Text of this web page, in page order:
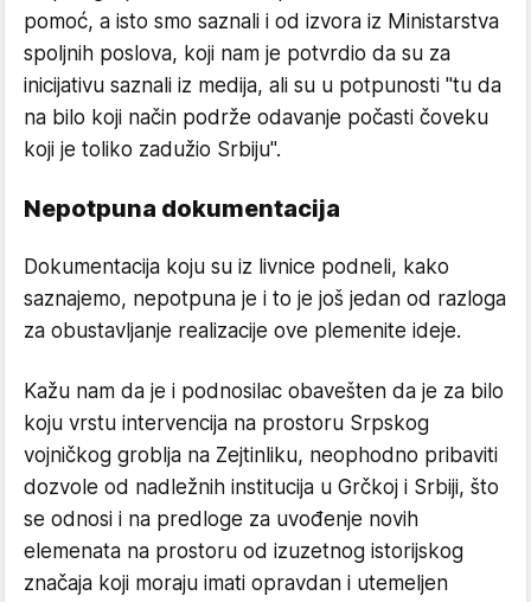
pomoć, a isto smo saznali i od izvora iz Ministarstva
spoljnih poslova, koji nam je potvrdio da su za
inicijativu saznali iz medija, ali su u potpunosti "tu da
na bilo koji način podrže odavanje počasti čoveku
koji je toliko zadužio Srbiju".
Nepotpuna dokumentacija
Dokumentacija koju su iz livnice podneli, kako
saznajemo, nepotpuna je i to je još jedan od razloga
za obustavljanje realizacije ove plemenite ideje.
Kažu nam da je i podnosilac obavešten da je za bilo
koju vrstu intervencija na prostoru Srpskog
vojničkog groblja na Zejtinliku, neophodno pribaviti
dozvole od nadležnih institucija u Grčkoj i Srbiji, što
se odnosi i na predloge za uvođenje novih
elemenata na prostoru od izuzetnog istorijskog
značaja koji moraju imati opravdan i utemeljen